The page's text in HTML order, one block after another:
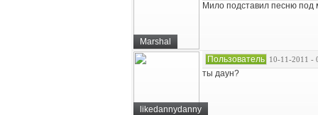
Marshal
Мило подставил песню под
likedannydanny
Пользователь 10-11-2011 -
ты даун?